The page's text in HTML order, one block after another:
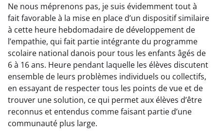
Ne nous méprenons pas, je suis évidemment tout à
fait favorable à la mise en place d’un dispositif similaire
à cette heure hebdomadaire de développement de
l’empathie, qui fait partie intégrante du programme
scolaire national danois pour tous les enfants âgés de
6 à 16 ans. Heure pendant laquelle les élèves discutent
ensemble de leurs problèmes individuels ou collectifs,
en essayant de respecter tous les points de vue et de
trouver une solution, ce qui permet aux élèves d’être
reconnus et entendus comme faisant partie d’une
communauté plus large.